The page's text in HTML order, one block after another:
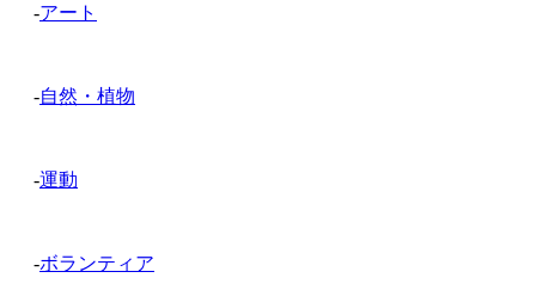
-アート
-自然・植物
-運動
-ボランティア